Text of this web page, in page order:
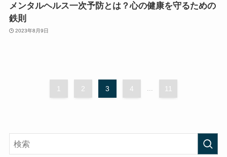
メンタルヘルス一次予防とは？心の健康を守るための
鉄則
2023年8月9日
1 2 3 4 11